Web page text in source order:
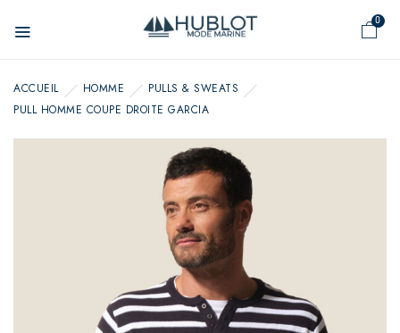
0
ACCUEIL HOMME
PULLS & SWEATS
PULL HOMME COUPE DROITE GARCIA
Panneau de gestion des cookies